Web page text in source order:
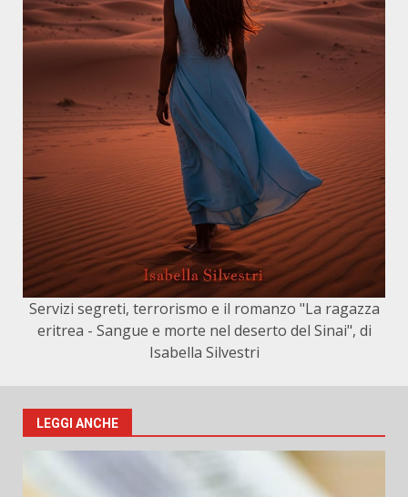
Servizi segreti, terrorismo e il romanzo "La ragazza
eritrea - Sangue e morte nel deserto del Sinai", di
Isabella Silvestri
LEGGI ANCHE